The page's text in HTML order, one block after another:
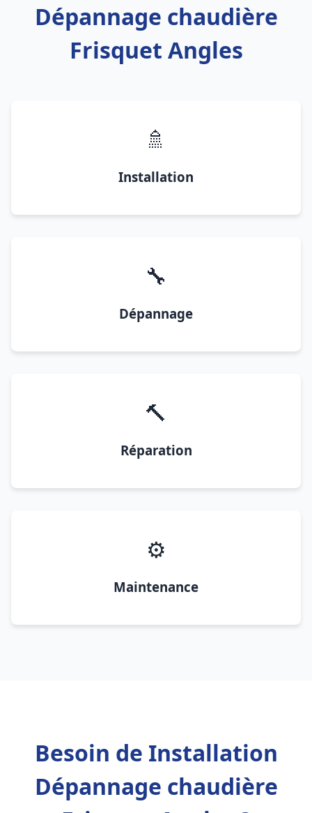
Dépannage chaudière
Frisquet Angles
🚿
Installation
🔧
Dépannage
🔨
Réparation
⚙️
Maintenance
Besoin de Installation
Dépannage chaudière